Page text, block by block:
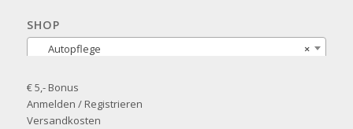
SHOP
×
Autopflege
€ 5,- Bonus
Anmelden / Registrieren
Versandkosten